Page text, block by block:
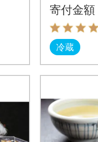
寄付金額
冷蔵